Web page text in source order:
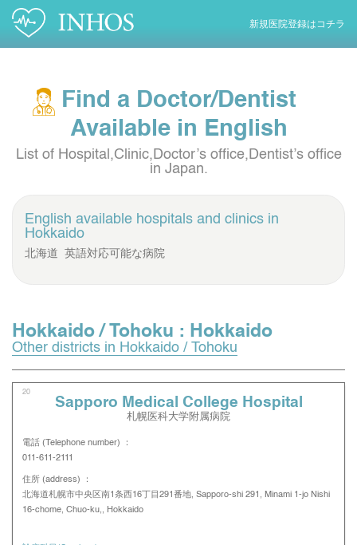
新規医院登録はコチラ
Find a Doctor/Dentist
Available in English
List of Hospital,Clinic,Doctor’s office,Dentist’s office
in Japan.
English available hospitals and clinics in
Hokkaido
北海道 英語対応可能な病院
Hokkaido / Tohoku : Hokkaido
Other districts in Hokkaido / Tohoku
20
Sapporo Medical College Hospital
札幌医科大学附属病院
電話 (Telephone number) ：
011-611-2111
住所 (address) ：
北海道札幌市中央区南1条西16丁目291番地, Sapporo-shi 291, Minami 1-jo Nishi
16-chome, Chuo-ku,, Hokkaido